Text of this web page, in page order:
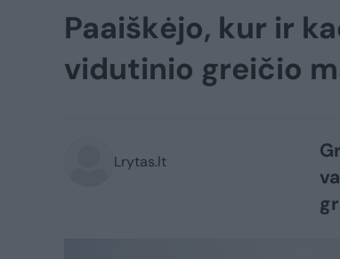
Paaiškėjo, kur ir
vidutinio greičio
Lrytas.lt